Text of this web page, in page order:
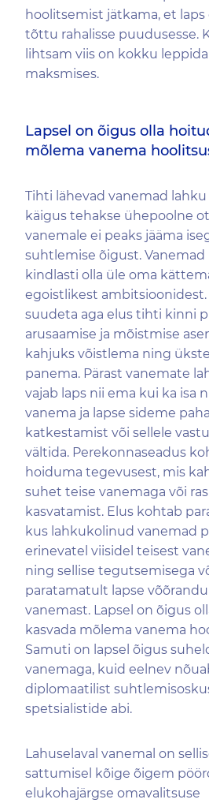
hoolitsemist jätkama, et
tõttu rahalisse puudusesse.
lihtsam viis on kokku
maksmises.
Lapsel on õigus olla
mõlema vanema
Tihti lähevad vanemad
käigus tehakse ühepoolne
vanemale ei peaks jääma
suhtlemise õigust. Vanemad
kindlasti olla üle oma
egoistlikest ambitsioonidest.
suudeta aga elus tihti kinni
arusaamise ja mõistmise
kahjuks võistlema ning
panema. Pärast vanemate
vajab laps nii ema kui ka isa
vanema ja lapse sideme
katkestamist või sellele
vältida. Perekonnaseadus
hoiduma tegevusest, mis
suhet teise vanemaga või
kasvatamist. Elus kohtab
kus lahkukolinud vanemad
erinevatel viisidel teisest
ning sellise tegutsemisega
paratamatult lapse
vanemast. Lapsel on õigus
kasvada mõlema vanema
Samuti on lapsel õigus
vanemaga, kuid eelnev
diplomaatilist
spetsialistide abi.
Lahuselaval vanemal on
sattumisel kõige õigem
elukohajärgse omavalitsuse